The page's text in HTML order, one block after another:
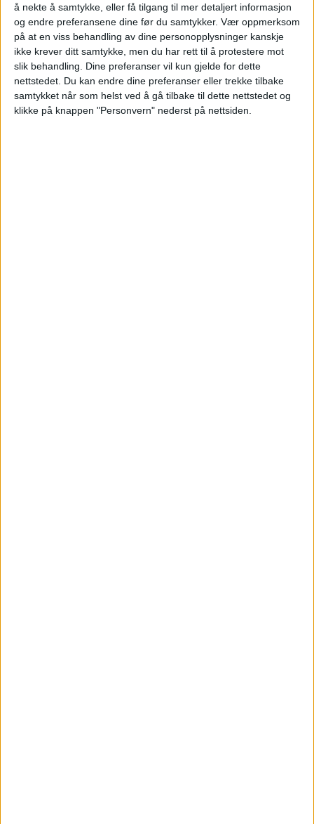
å nekte å samtykke, eller få tilgang til mer detaljert informasjon
og endre preferansene dine før du samtykker. Vær oppmerksom
på at en viss behandling av dine personopplysninger kanskje
ikke krever ditt samtykke, men du har rett til å protestere mot
slik behandling. Dine preferanser vil kun gjelde for dette
nettstedet. Du kan endre dine preferanser eller trekke tilbake
samtykket når som helst ved å gå tilbake til dette nettstedet og
klikke på knappen "Personvern" nederst på nettsiden.
Spesialenheten.
Utfører
livvakttjenester for
kongefamilien